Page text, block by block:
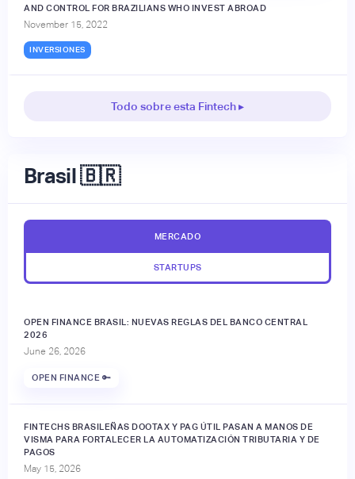
AND CONTROL FOR BRAZILIANS WHO INVEST ABROAD
November 15, 2022
INVERSIONES
Todo sobre esta Fintech ▸
Brasil 🇧🇷
MERCADO
STARTUPS
OPEN FINANCE BRASIL: NUEVAS REGLAS DEL BANCO CENTRAL
2026
June 26, 2026
OPEN FINANCE 🔑
FINTECHS BRASILEÑAS DOOTAX Y PAG ÚTIL PASAN A MANOS DE
VISMA PARA FORTALECER LA AUTOMATIZACIÓN TRIBUTARIA Y DE
PAGOS
May 15, 2026